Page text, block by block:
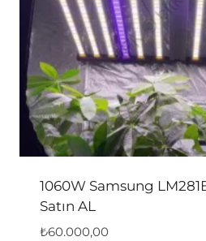
1060W Samsung
Satın AL
₺60.000,00